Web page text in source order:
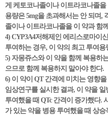
게 케토코나졸이나 이트라코나졸
용량은 5mg을 초과해서는 안 되며,
졸이나 이트라코나졸을 이 약과 함
4) CYP3A4저해제인 에리스로마이
투여하는 경우, 이 약의 최고 투여
5) 자몽쥬스와 이 약을 함께 복용하
으므로 함께 복용하지 말아야 한다.
6) 이 약이 QT 간격에 미치는 영향
임상연구를 실시한 결과, 이 약을 일
투여했을 때 QTc 간격이 증가했다.
가 있는 약을 병용 투여했을 때 상